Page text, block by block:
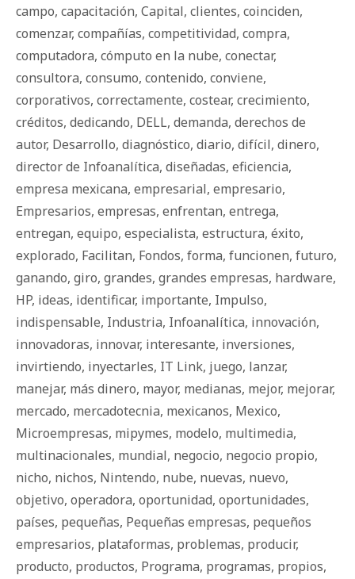
campo, capacitación, Capital, clientes, coinciden,
comenzar, compañías, competitividad, compra,
computadora, cómputo en la nube, conectar,
consultora, consumo, contenido, conviene,
corporativos, correctamente, costear, crecimiento,
créditos, dedicando, DELL, demanda, derechos de
autor, Desarrollo, diagnóstico, diario, difícil, dinero,
director de Infoanalítica, diseñadas, eficiencia,
empresa mexicana, empresarial, empresario,
Empresarios, empresas, enfrentan, entrega,
entregan, equipo, especialista, estructura, éxito,
explorado, Facilitan, Fondos, forma, funcionen, futuro,
ganando, giro, grandes, grandes empresas, hardware,
HP, ideas, identificar, importante, Impulso,
indispensable, Industria, Infoanalítica, innovación,
innovadoras, innovar, interesante, inversiones,
invirtiendo, inyectarles, IT Link, juego, lanzar,
manejar, más dinero, mayor, medianas, mejor, mejorar,
mercado, mercadotecnia, mexicanos, Mexico,
Microempresas, mipymes, modelo, multimedia,
multinacionales, mundial, negocio, negocio propio,
nicho, nichos, Nintendo, nube, nuevas, nuevo,
objetivo, operadora, oportunidad, oportunidades,
países, pequeñas, Pequeñas empresas, pequeños
empresarios, plataformas, problemas, producir,
producto, productos, Programa, programas, propios,